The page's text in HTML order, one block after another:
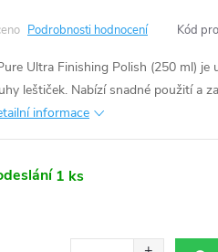
Podrobnosti hodnocení Kód
Ultra Finishing Polish (250 ml) je
leštiček. Nabízí snadné použití a
informace
1 ks